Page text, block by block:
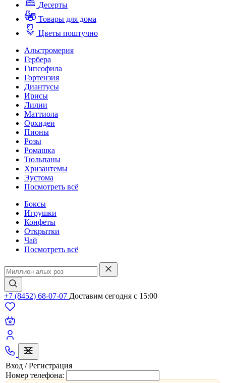
Десерты
Товары для дома
Цветы поштучно
Альстромерия
Гербера
Гипсофила
Гортензия
Диантусы
Ирисы
Лилии
Маттиола
Орхидеи
Пионы
Розы
Ромашка
Тюльпаны
Хризантемы
Эустома
Посмотреть всё
Боксы
Игрушки
Конфеты
Открытки
Чай
Посмотреть всё
+7 (8452) 68-07-07 Доставим сегодня c 15:00
Вход / Регистрация
Номер телефона: